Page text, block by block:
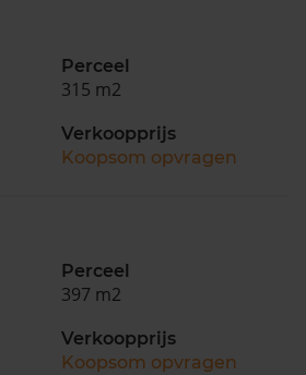
Perceel
315 m2
Verkoopprijs
Koopsom opvragen
Perceel
397 m2
Verkoopprijs
Koopsom opvragen